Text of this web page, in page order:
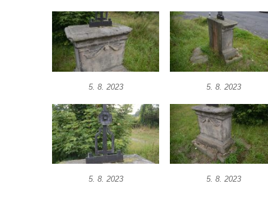
Kříž u polní cesty severozápadně od Kozel
Údajný kříž na návsi v Kozlech
Centrální kříž hřbitova v Kozlech
Kříž na rozcestí u domu čp. 49 ve Svojkově
Centrální kříž bývalého hřbitova v Horním
Chlumu
Kříž jižně od Prysku
5. 8. 2023 5. 8. 2023
5. 8. 2023 5. 8. 2023